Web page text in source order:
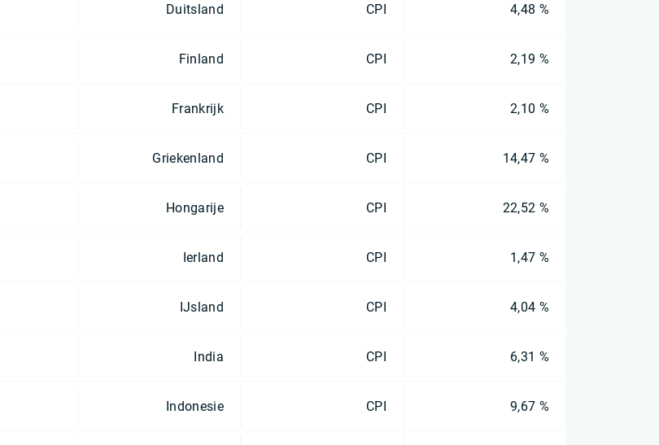
Duitsland CPI 4,48 %
Finland CPI 2,19 %
Frankrijk CPI 2,10 %
Griekenland CPI 14,47 %
Hongarije CPI 22,52 %
Ierland CPI 1,47 %
IJsland CPI 4,04 %
India CPI 6,31 %
Indonesie CPI 9,67 %